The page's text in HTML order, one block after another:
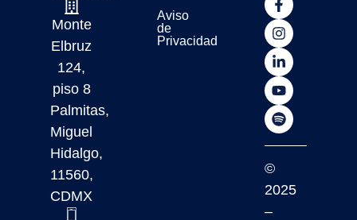
Monte
Elbruz
124,
piso 8
Palmitas,
Miguel
Hidalgo,
11560,
CDMX
Aviso
de
Privacidad
©
2025
–